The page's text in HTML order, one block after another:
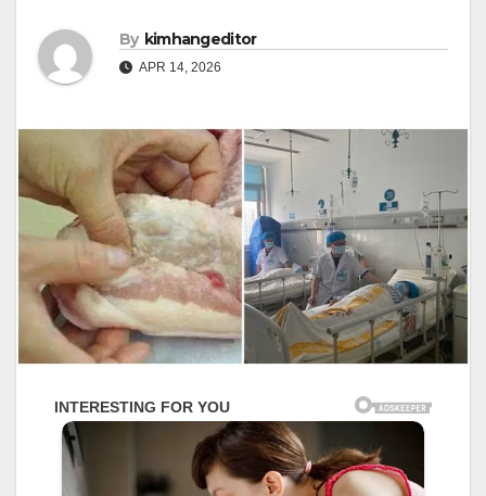
By kimhangeditor
APR 14, 2026